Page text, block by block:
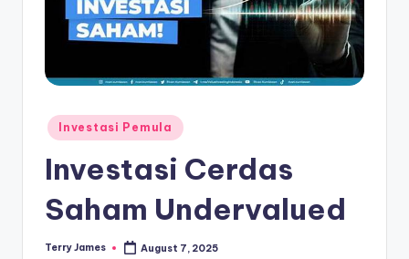
Posted
in
Investasi Pemula
Investasi Cerdas
Saham Undervalued
Posted
Terry James August 7, 2025